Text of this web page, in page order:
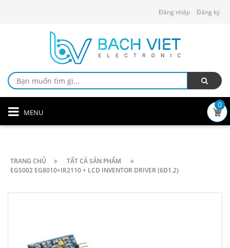
Đăng nhập Đăng ký
MENU
0
TRANG CHỦ
TẤT CẢ SẢN PHẨM
EGS002 EG8010+IR2110 + LCD INVENTOR DRIVER (6D1.2)